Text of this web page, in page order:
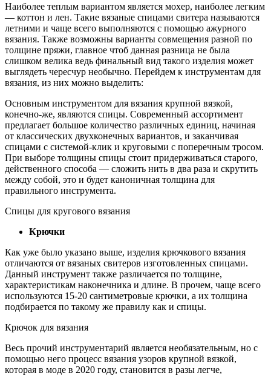
Наиболее теплым вариантом является мохер, наиболее легким
— коттон и лен. Такие вязаные спицами свитера называются
летними и чаще всего выполняются с помощью ажурного
вязания. Также возможны варианты совмещения разной по
толщине пряжи, главное чтоб данная разница не была
слишком велика ведь финальный вид такого изделия может
выглядеть чересчур необычно. Перейдем к инструментам для
вязания, из них можно выделить:
Основным инструментом для вязания крупной вязкой,
конечно-же, являются спицы. Современный ассортимент
предлагает большое количество различных единиц, начиная
от классических двухконечных вариантов, и заканчивая
спицами с системой-клик и круговыми с поперечным тросом.
При выборе толщины спицы стоит придерживаться старого,
действенного способа — сложить нить в два раза и скрутить
между собой, это и будет каноничная толщина для
правильного инструмента.
Спицы для кругового вязания
Крючки
Как уже было указано выше, изделия крючкового вязания
отличаются от вязаных свитеров изготовленных спицами.
Данный инструмент также различается по толщине,
характеристикам наконечника и длине. В прочем, чаще всего
используются 15-20 сантиметровые крючки, а их толщина
подбирается по такому же правилу как и спицы.
Крючок для вязания
Весь прочий инструментарий является необязательным, но с
помощью него процесс вязания узоров крупной вязкой,
которая в моде в 2020 году, становится в разы легче,